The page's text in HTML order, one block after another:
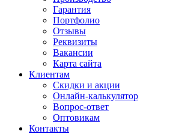
Гарантия
Портфолио
Отзывы
Реквизиты
Вакансии
Карта сайта
Клиентам
Скидки и акции
Онлайн-калькулятор
Вопрос-ответ
Оптовикам
Контакты